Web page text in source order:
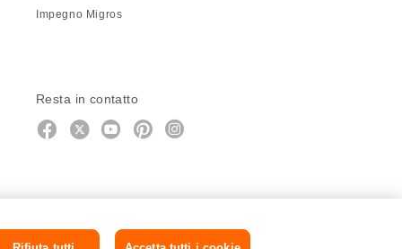
Impegno Migros
Resta in contatto
https://twitter.com/migros?
https://www.youtube.com/user/
PinterestInstagram